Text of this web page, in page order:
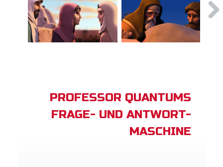
PROFESSOR QUANTUMS
FRAGE- UND ANTWORT-
MASCHINE